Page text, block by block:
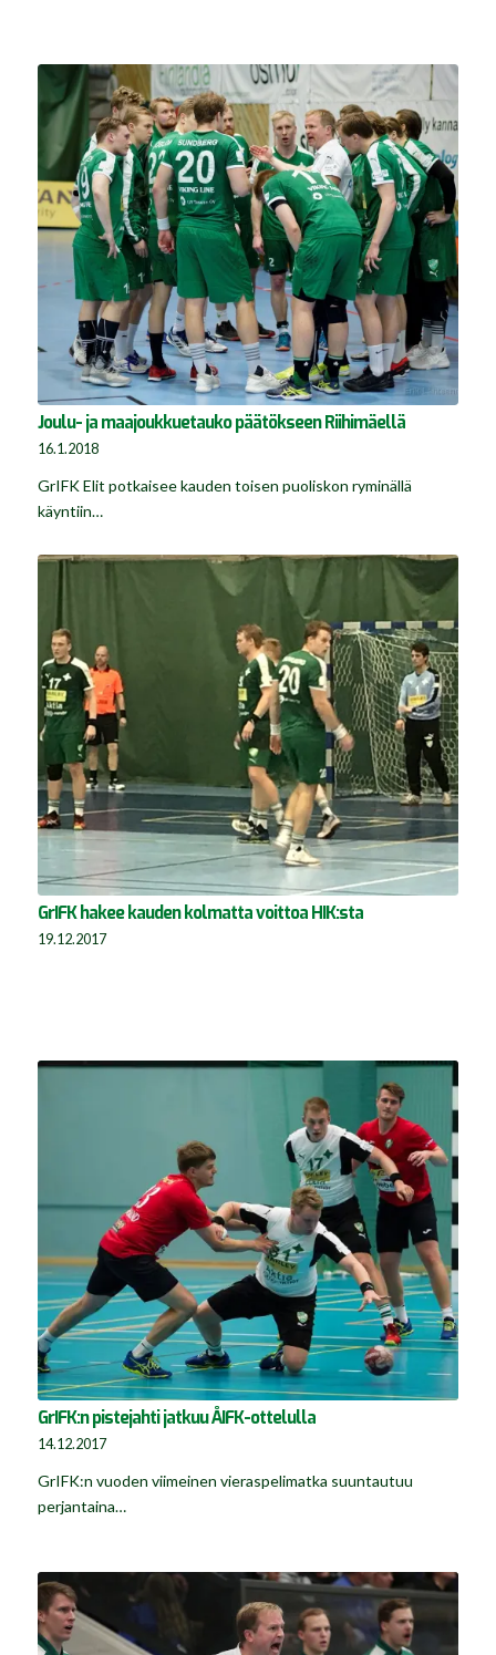
Joulu- ja maajoukkuetauko päätökseen Riihimäellä
16.1.2018
GrIFK Elit potkaisee kauden toisen puoliskon ryminällä
käyntiin…
GrIFK hakee kauden kolmatta voittoa HIK:sta
19.12.2017
GrIFK:n pistejahti jatkuu ÅIFK-ottelulla
14.12.2017
GrIFK:n vuoden viimeinen vieraspelimatka suuntautuu
perjantaina…